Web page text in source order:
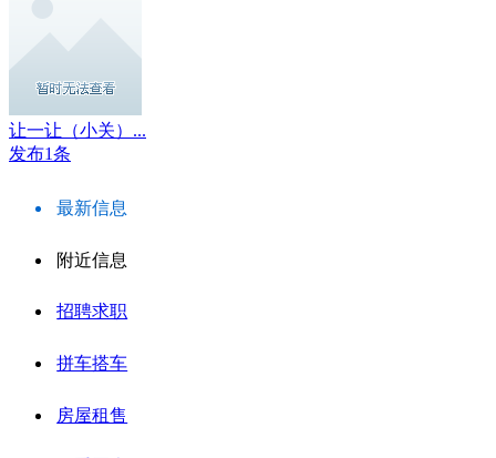
让一让（小关）...
发布1条
最新信息
附近信息
招聘求职
拼车搭车
房屋租售